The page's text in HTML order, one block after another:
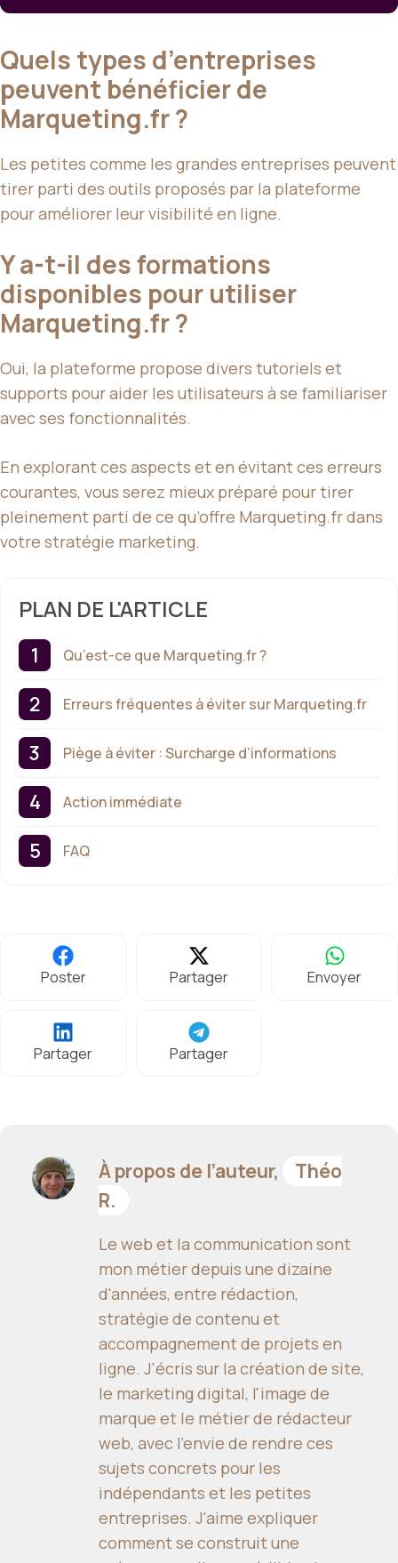
Quels types d’entreprises
peuvent bénéficier de
Marqueting.fr ?
Les petites comme les grandes entreprises peuvent
tirer parti des outils proposés par la plateforme
pour améliorer leur visibilité en ligne.
Y a-t-il des formations
disponibles pour utiliser
Marqueting.fr ?
Oui, la plateforme propose divers tutoriels et
supports pour aider les utilisateurs à se familiariser
avec ses fonctionnalités.
En explorant ces aspects et en évitant ces erreurs
courantes, vous serez mieux préparé pour tirer
pleinement parti de ce qu’offre Marqueting.fr dans
votre stratégie marketing.
PLAN DE L'ARTICLE
Qu’est-ce que Marqueting.fr ?
Erreurs fréquentes à éviter sur Marqueting.fr
Piège à éviter : Surcharge d’informations
Action immédiate
FAQ
Poster Partager Envoyer
Partager Partager
À propos de l’auteur,
Théo
R.
Le web et la communication sont
mon métier depuis une dizaine
d'années, entre rédaction,
stratégie de contenu et
accompagnement de projets en
ligne. J'écris sur la création de site,
le marketing digital, l'image de
marque et le métier de rédacteur
web, avec l'envie de rendre ces
sujets concrets pour les
indépendants et les petites
entreprises. J'aime expliquer
comment se construit une